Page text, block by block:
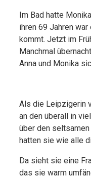
Im Bad hatte
ihren 69 Jahren
kommt. Jetzt im
Manchmal
Anna und Monika
Als die Leipzigerin
an den überall in
über den
hatten sie wie alle
Da sieht sie eine
das sie warm